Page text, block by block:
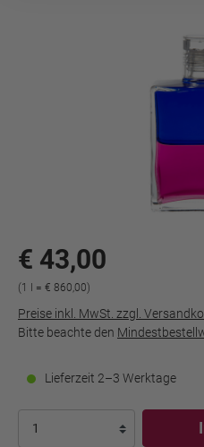
€ 43,00
(1 l = € 860,00)
Preise inkl. MwSt. zzgl.
Bitte beachte den
Lieferzeit 2–3 Werktage